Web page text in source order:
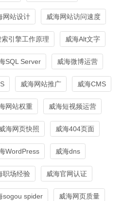
网站设计 威海网站访问速度
索引擎工作原理 威海Alt文字
SQL Server 威海微博运营
威海网站推广 威海CMS
网站权重 威海短视频运营
海网页快照 威海404页面
WordPress 威海dns
职场经验 威海官网认证
sogou spider 威海网页质量